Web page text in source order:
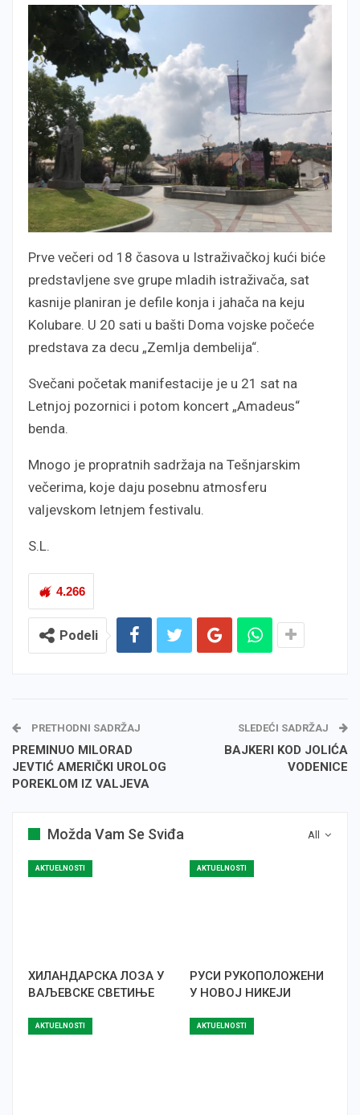
Prve večeri od 18 časova u Istraživačkoj kući biće
predstavljene sve grupe mladih istraživača, sat
kasnije planiran je defile konja i jahača na keju
Kolubare. U 20 sati u bašti Doma vojske počeće
predstava za decu „Zemlja dembelija“.
Svečani početak manifestacije je u 21 sat na
Letnjoj pozornici i potom koncert „Amadeus“
benda.
Mnogo je propratnih sadržaja na Tešnjarskim
večerima, koje daju posebnu atmosferu
valjevskom letnjem festivalu.
S.L.
4.266
Podeli
PRETHODNI SADRŽAJ
PREMINUO MILORAD
JEVTIĆ AMERIČKI UROLOG
POREKLOM IZ VALJEVA
SLEDEĆI SADRŽAJ
BAJKERI KOD JOLIĆA
VODENICE
All
Možda Vam Se Sviđa
AKTUELNOSTI
ХИЛАНДАРСКА ЛОЗА У
ВАЉЕВСКЕ СВЕТИЊЕ
AKTUELNOSTI
РУСИ РУКОПОЛОЖЕНИ
У НОВОЈ НИКЕЈИ
AKTUELNOSTI AKTUELNOSTI